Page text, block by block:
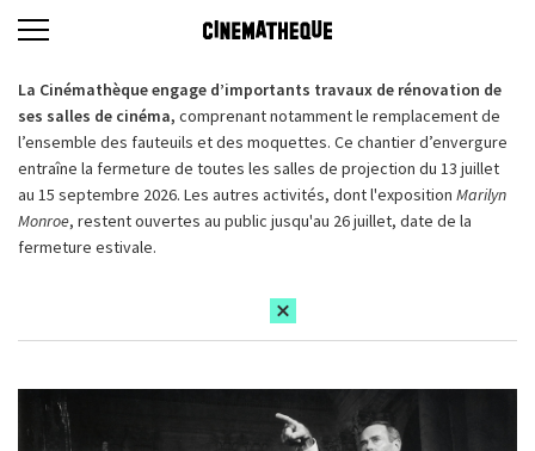
La Cinémathèque engage d’importants travaux de rénovation de
ses salles de cinéma, comprenant notamment le remplacement de
l’ensemble des fauteuils et des moquettes. Ce chantier d’envergure
entraîne la fermeture de toutes les salles de projection du 13 juillet
au 15 septembre 2026. Les autres activités, dont l'exposition Marilyn
Monroe, restent ouvertes au public jusqu'au 26 juillet, date de la
fermeture estivale.